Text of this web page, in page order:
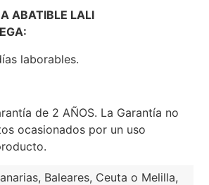
ABATIBLE LALI
laborables.
de 2 AÑOS. La Garantía no
ocasionados por un uso
Baleares, Ceuta o Melilla,